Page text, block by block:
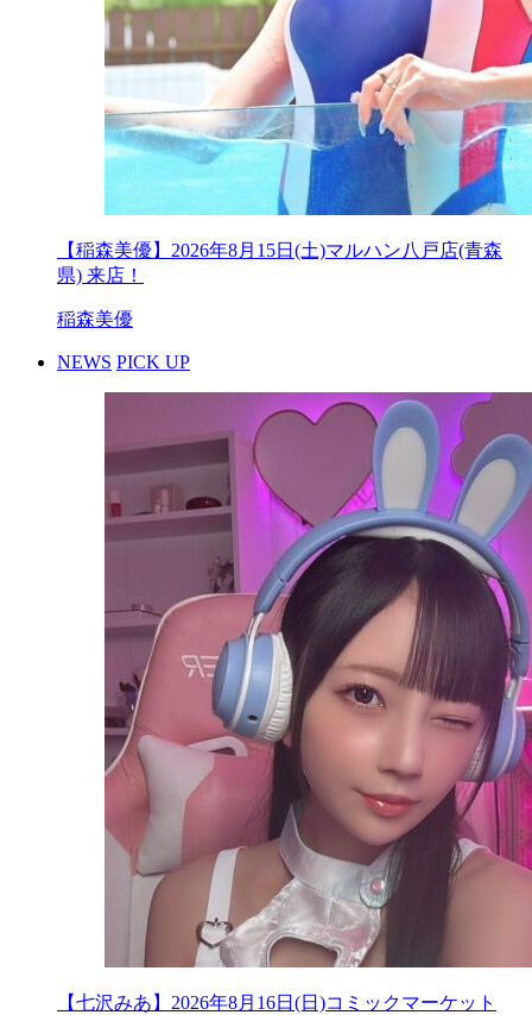
【稲森美優】2026年8月15日(土)マルハン八戸店(青森
県) 来店！
稲森美優
NEWS PICK UP
【七沢みあ】2026年8月16日(日)コミックマーケット